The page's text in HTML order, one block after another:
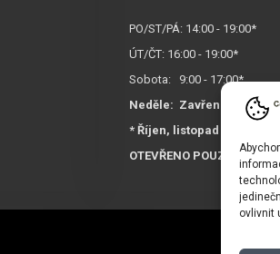
ovlivnit
PO/ST/PÁ: 14:00 - 19:00*
ÚT/ČT: 16:00 - 19:00*
Sobota: 9:00 - 17:00*
Neděle: Zavřeno
* Říjen, listopad a prosinec
OTEVŘENO POUZE
PO/